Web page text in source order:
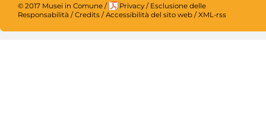
© 2017 Musei in Comune / Privacy / Esclusione delle
Responsabilità /Credits /Accessibilità del sito web /XML-rss